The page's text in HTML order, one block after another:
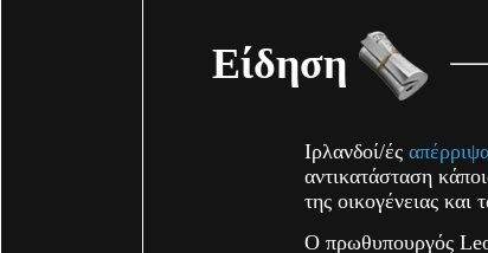
Είδηση
Ιρλανδοί/ές
αντικατάσταση
της οικογένειας και
Ο πρωθυπουργός